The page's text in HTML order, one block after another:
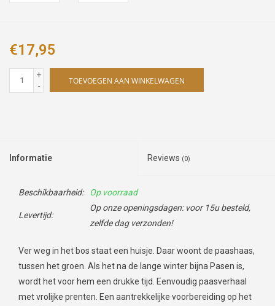
€17,95
+
-
TOEVOEGEN AAN WINKELWAGEN
Informatie Reviews (0)
Beschikbaarheid: Op voorraad
Levertijd:
Op onze openingsdagen: voor 15u besteld,
zelfde dag verzonden!
Ver weg in het bos staat een huisje. Daar woont de paashaas,
tussen het groen. Als het na de lange winter bijna Pasen is,
wordt het voor hem een drukke tijd. Eenvoudig paasverhaal
met vrolijke prenten. Een aantrekkelijke voorbereiding op het